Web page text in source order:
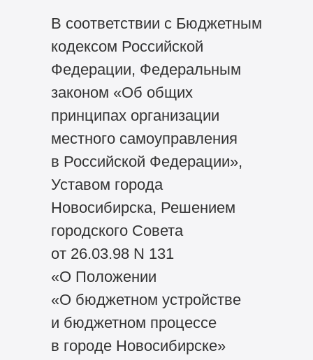
В соответствии с Бюджетным
кодексом Российской
Федерации, Федеральным
законом «Об общих
принципах организации
местного самоуправления
в Российской Федерации»,
Уставом города
Новосибирска, Решением
городского Совета
от 26.03.98 N 131
«О Положении
«О бюджетном устройстве
и бюджетном процессе
в городе Новосибирске»